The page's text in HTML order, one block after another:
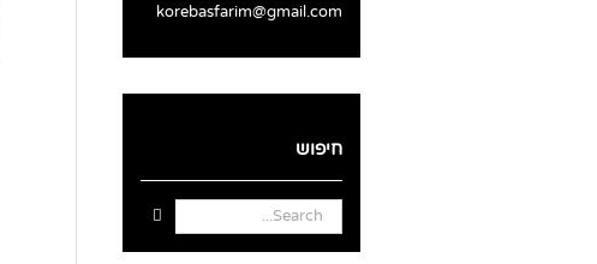
korebasfarim@gmail.com
חיפוש
Search
for: